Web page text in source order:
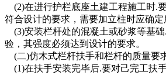
(2)在进行护栏底座土建工程施工时.
符合设计的要求，需要加立柱时应确定
(3)安装栏杆处的混凝土或砂浆等基
验，其强度必须达到设计的要求。
(二)仿木式栏杆扶手和栏杆的质量要
(1)在扶手安装完毕后.要对己完工扶